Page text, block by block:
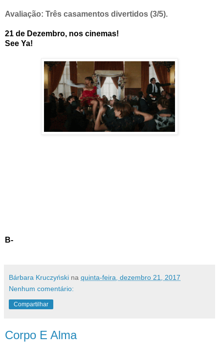
Avaliação: Três casamentos divertidos (3/5).
21 de Dezembro, nos cinemas!
See Ya!
B-
Bárbara Kruczyński na quinta-feira, dezembro 21, 2017
Nenhum comentário:
Compartilhar
Corpo E Alma